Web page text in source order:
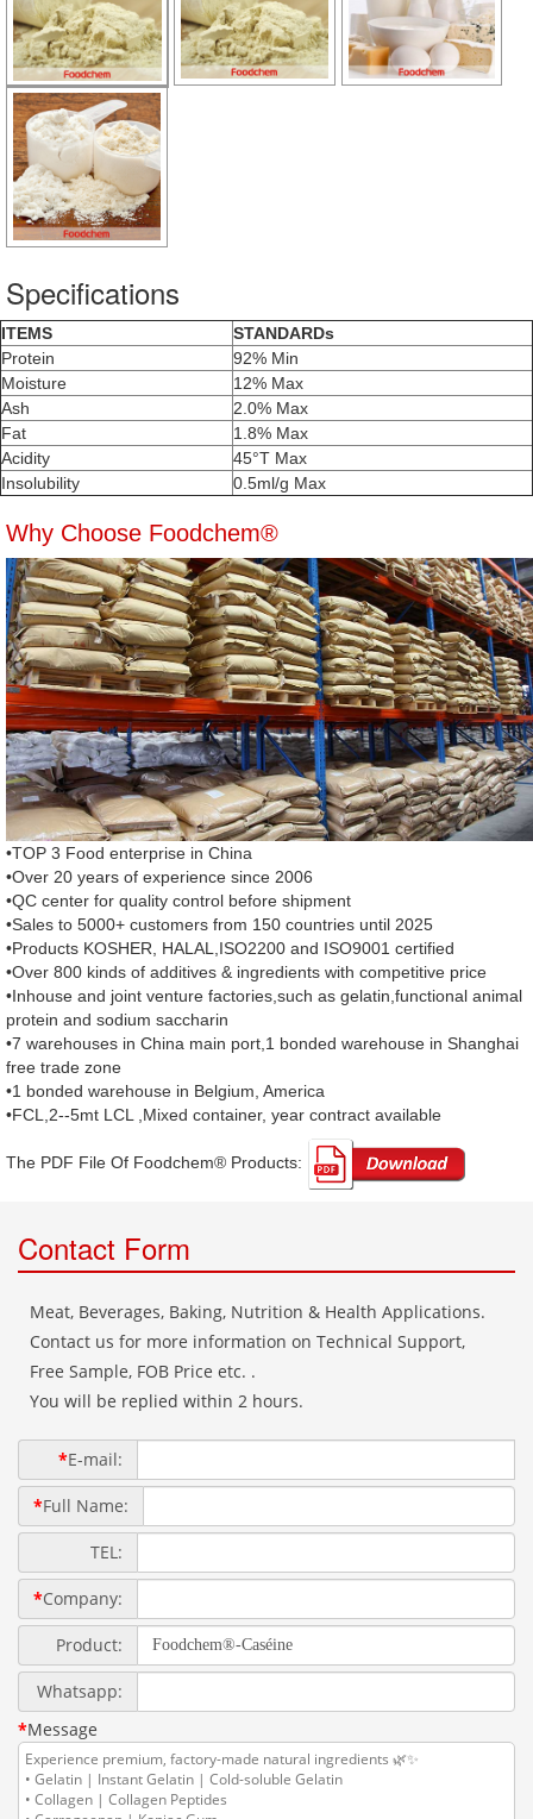
Specifications
ITEMS
STANDARDs
Protein
92% Min
Moisture
12% Max
Ash
2.0% Max
Fat
1.8% Max
Acidity
45°T Max
Insolubility
0.5ml/g Max
Why Choose Foodchem®
•TOP 3 Food enterprise in China
•Over 20 years of experience since 2006
•QC center for quality control before shipment
•Sales to 5000+ customers from 150 countries until 2025
•Products KOSHER, HALAL,ISO2200 and ISO9001 certified
•Over 800 kinds of additives & ingredients with competitive price
•Inhouse and joint venture factories,such as gelatin,functional animal
protein and sodium saccharin
•7 warehouses in China main port,1 bonded warehouse in Shanghai
free trade zone
•1 bonded warehouse in Belgium, America
•FCL,2--5mt LCL ,Mixed container, year contract available
The PDF File Of Foodchem® Products: